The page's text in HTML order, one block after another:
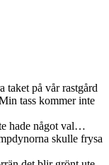
taket på vår rastgård
tass kommer inte
hade något val…
skulle frysa